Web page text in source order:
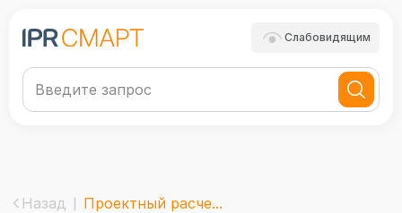
Слабовидящим
Назад Проектный расче...